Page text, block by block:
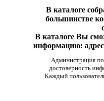
В каталоге
большинстве
В каталоге Вы
информацию:
Администрация
достоверность
Каждый